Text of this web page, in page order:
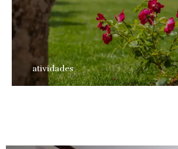
atividades